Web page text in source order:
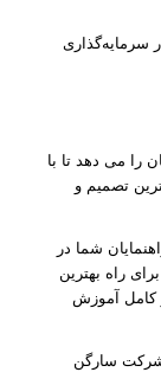
سرمایه‌گذاری
را می دهد تا با
تصمیم و
شما در
راه بهترین
به طور کامل آموزش
شرکت سارگن